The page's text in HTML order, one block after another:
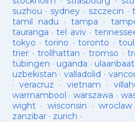
suzhou · sydney · szczecin ·
tamil nadu ·tampa ·
tauranga ·tel aviv·
tokyo ·torino ·toronto ·
trier· trollhattan · tromso ·
tübingen · uganda ·
uzbekistan · valladolid ·
· veracruz · vietnam ·
warrnambool ·warszawa ·
wight· wisconsin ·wroclaw
zanzibar· zurich ·